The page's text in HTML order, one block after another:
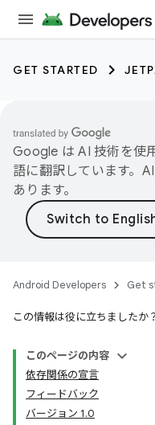
GET STARTED
Google は AI 技術を使
語に翻訳しています。
あります。
Android Developers Get
この情報は役に立ちましたか
このページの内容
依存関係の宣言
フィードバック
バージョン 1.0